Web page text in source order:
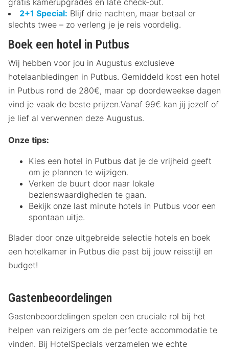
2+1 Special: Blijf drie nachten, maar betaal er
slechts twee – zo verleng je je reis voordelig.
Boek een hotel in Putbus
Wij hebben voor jou in Augustus exclusieve
hotelaanbiedingen in Putbus. Gemiddeld kost een hotel
in Putbus rond de 280€, maar op doordeweekse dagen
vind je vaak de beste prijzen.Vanaf 99€ kan jij jezelf of
je lief al verwennen deze Augustus.
Onze tips:
Kies een hotel in Putbus dat je de vrijheid geeft
om je plannen te wijzigen.
Verken de buurt door naar lokale
bezienswaardigheden te gaan.
Bekijk onze last minute hotels in Putbus voor een
spontaan uitje.
Blader door onze uitgebreide selectie hotels en boek
een hotelkamer in Putbus die past bij jouw reisstijl en
budget!
Gastenbeoordelingen
Gastenbeoordelingen spelen een cruciale rol bij het
helpen van reizigers om de perfecte accommodatie te
vinden. Bij HotelSpecials verzamelen we echte